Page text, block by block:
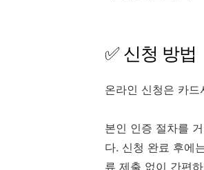
✅ 신청 방법
온라인 신청은 카
본인 인증 절차를
다. 신청 완료 후에
류 제출 없이 간편